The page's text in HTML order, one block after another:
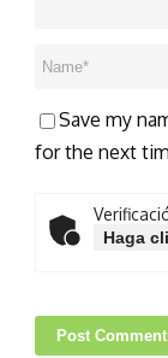
Save my
for the next
Haga